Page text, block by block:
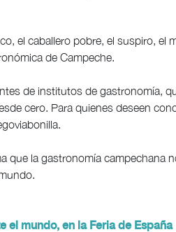
el caballero pobre, el suspiro, el
de Campeche.
de institutos de gastronomía,
cero. Para quienes deseen
que la gastronomía campechana
el mundo, en la Feria de España